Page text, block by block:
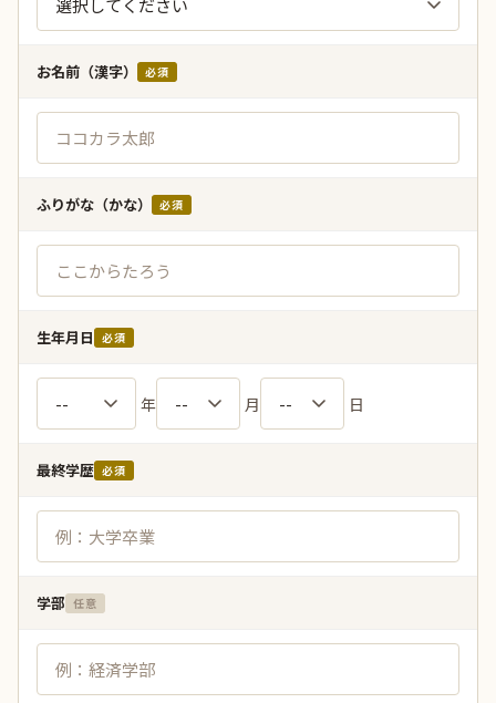
お名前（漢字） 必須
ふりがな（かな） 必須
生年月日 必須
年 月 日
最終学歴 必須
学部 任意